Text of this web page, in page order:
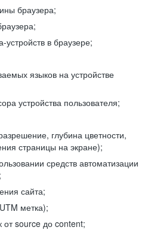
браузера;
в браузере;
языков на устройстве
устройства пользователя;
глубина цветности,
страницы на экране);
средств автоматизации
сайта;
метка);
от source до content;